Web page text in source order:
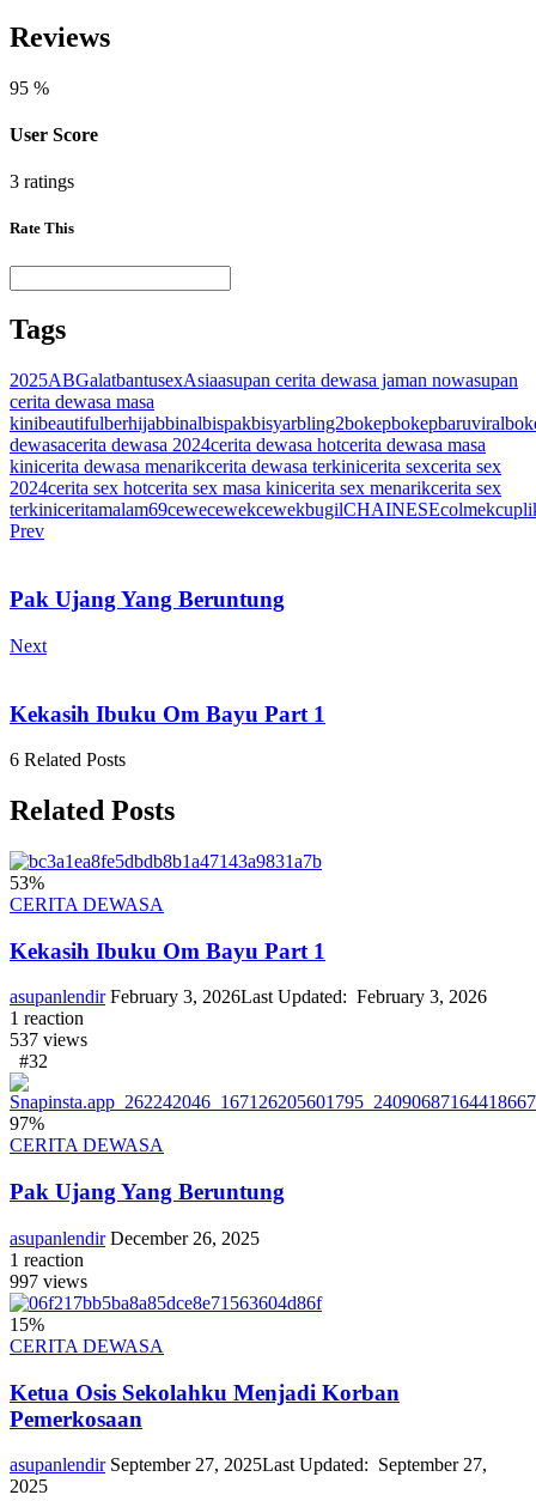
Reviews
95 %
User Score
3 ratings
Rate This
Tags
2025ABGalatbantusexAsiaasupan cerita dewasa jaman nowasupan
cerita dewasa masa
kinibeautifulberhijabbinalbispakbisyarbling2bokepbokepbaruviral
dewasacerita dewasa 2024cerita dewasa hotcerita dewasa masa
kinicerita dewasa menarikcerita dewasa terkinicerita sexcerita sex
2024cerita sex hotcerita sex masa kinicerita sex menarikcerita sex
terkiniceritamalam69cewecewekcewekbugilCHAINESEcolmek
Prev
Pak Ujang Yang Beruntung
Next
Kekasih Ibuku Om Bayu Part 1
6 Related Posts
Related Posts
53%
CERITA DEWASA
Kekasih Ibuku Om Bayu Part 1
asupanlendir February 3, 2026Last Updated: February 3, 2026
1 reaction
537 views
#32
97%
CERITA DEWASA
Pak Ujang Yang Beruntung
asupanlendir December 26, 2025
1 reaction
997 views
15%
CERITA DEWASA
Ketua Osis Sekolahku Menjadi Korban
Pemerkosaan
asupanlendir September 27, 2025Last Updated: September 27,
2025